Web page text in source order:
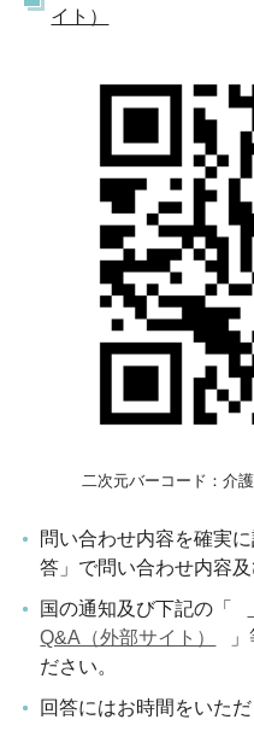
イト）
二次元バーコード：介
問い合わせ内容を確実
答」で問い合わせ内容
国の通知及び下記の「
Q&A（外部サイト）
ださい。
回答にはお時間をいた